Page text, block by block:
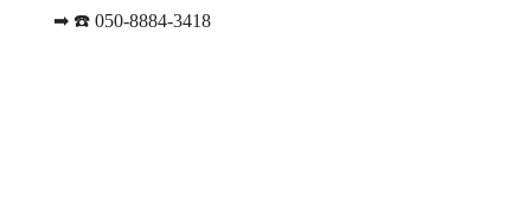
➡︎ ☎️ 050-8884-3418